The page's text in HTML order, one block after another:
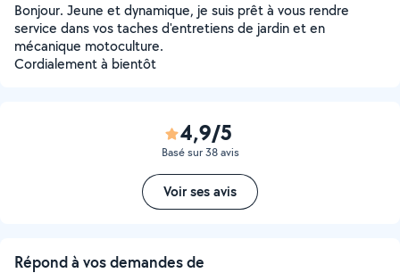
Bonjour. Jeune et dynamique, je suis prêt à vous rendre
service dans vos taches d'entretiens de jardin et en
mécanique motoculture.
Cordialement à bientôt
4,9/5
Basé sur 38 avis
Voir ses avis
Répond à vos demandes de